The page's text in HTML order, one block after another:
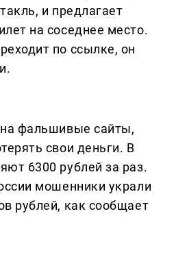
и предлагает
на соседнее место.
по ссылке, он
фальшивые сайты,
свои деньги. В
6300 рублей за раз.
мошенники украли
рублей, как сообщает